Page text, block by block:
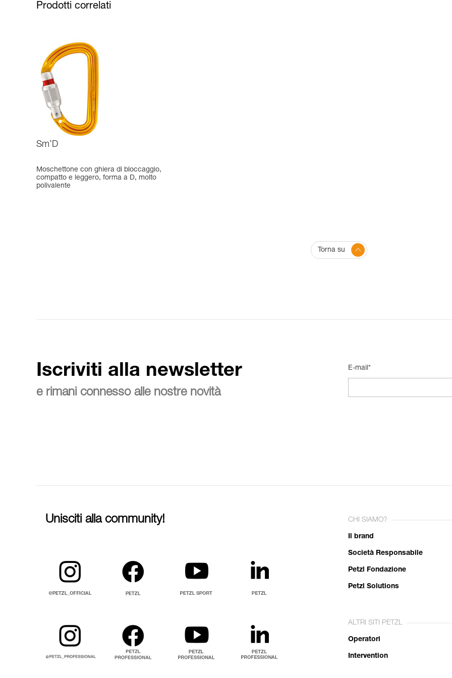
Prodotti correlati
Sm’D
Moschettone con ghiera di bloccaggio,
compatto e leggero, forma a D, molto
polivalente
Torna su
Iscriviti alla newsletter
e rimani connesso alle nostre novità
E-mail*
Unisciti alla community! CHI SIAMO?
Il brand
Società Responsabile
Petzl Fondazione
Petzl Solutions
ALTRI SITI PETZL
Operatori
Intervention